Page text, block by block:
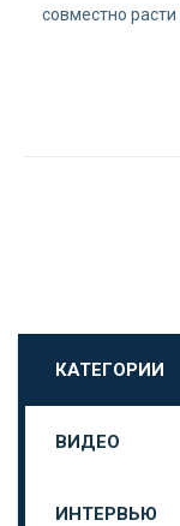
совместно
КАТЕГОРИИ
ВИДЕО
ИНТЕРВЬЮ